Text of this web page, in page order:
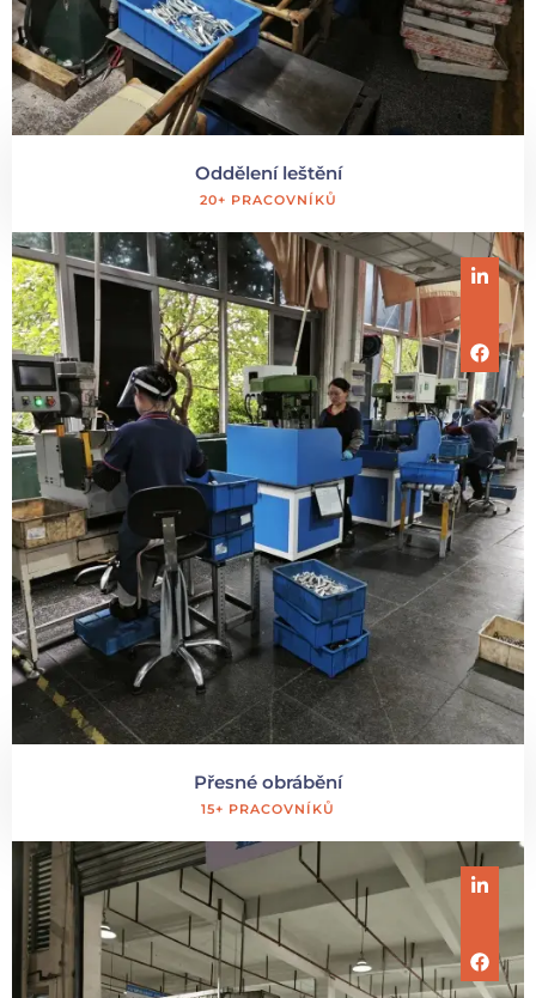
Oddělení leštění
20+ PRACOVNÍKŮ
Přesné obrábění
15+ PRACOVNÍKŮ